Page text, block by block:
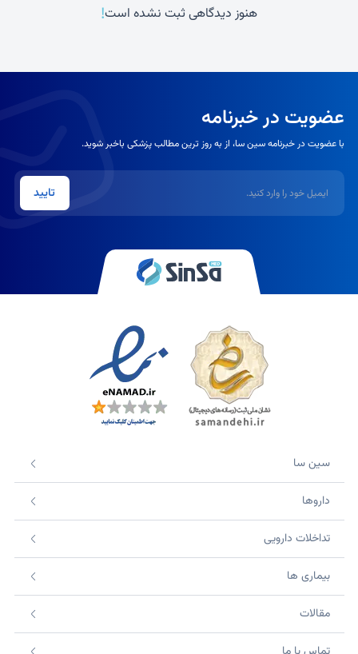
هنوز دیدگاهی ثبت نشده است!
عضویت در خبرنامه
با عضویت در خبرنامه سین سا، از به روز ترین مطالب پزشکی باخبر شوید.
تایید
سین سا
داروها
تداخلات دارویی
بیماری ها
مقالات